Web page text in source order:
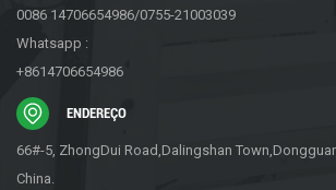
0086 14706654986/0755-21003039
Whatsapp :
+8614706654986
ENDEREÇO
66#-5, ZhongDui Road,Dalingshan
China.